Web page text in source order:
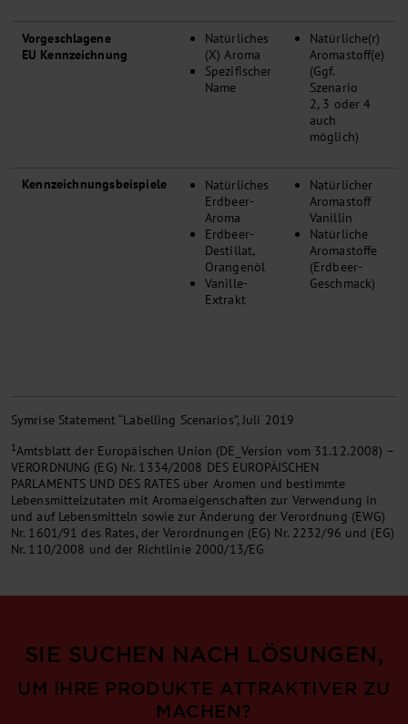
Vorgeschlagene
EU Kennzeichnung
Natürliches
(X) Aroma
Spezifischer
Name
Natürliche(r)
Aromastoff(e)
(Ggf.
Szenario
2, 3 oder 4
auch
möglich)
Kennzeichnungsbeispiele
Natürliches
Erdbeer-
Aroma
Erdbeer-
Destillat,
Orangenöl
Vanille-
Extrakt
Natürlicher
Aromastoff
Vanillin
Natürliche
Aromastoffe
(Erdbeer-
Geschmack)
Symrise Statement “Labelling Scenarios”, Juli 2019
1Amtsblatt der Europäischen Union (DE_Version vom 31.12.2008) –
VERORDNUNG (EG) Nr. 1334/2008 DES EUROPÄISCHEN
PARLAMENTS UND DES RATES über Aromen und bestimmte
Lebensmittelzutaten mit Aromaeigenschaften zur Verwendung in
und auf Lebensmitteln sowie zur Änderung der Verordnung (EWG)
Nr. 1601/91 des Rates, der Verordnungen (EG) Nr. 2232/96 und (EG)
Nr. 110/2008 und der Richtlinie 2000/13/EG
SIE SUCHEN NACH LÖSUNGEN,
UM IHRE PRODUKTE ATTRAK­TI­VER ZU
MACHEN?